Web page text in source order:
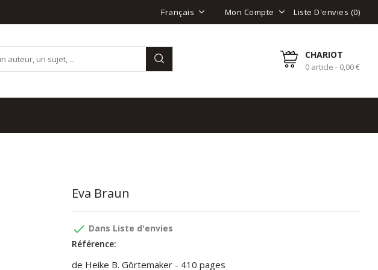
Français Mon Compte Liste D'envies (0)
CHARIOT
0 article - 0,00 €
Eva Braun
done Dans Liste d'envies
Référence:
de Heike B. Görtemaker - 410 pages